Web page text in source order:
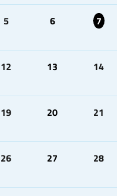
5 6 7
12 13 14
19 20 21
26 27 28